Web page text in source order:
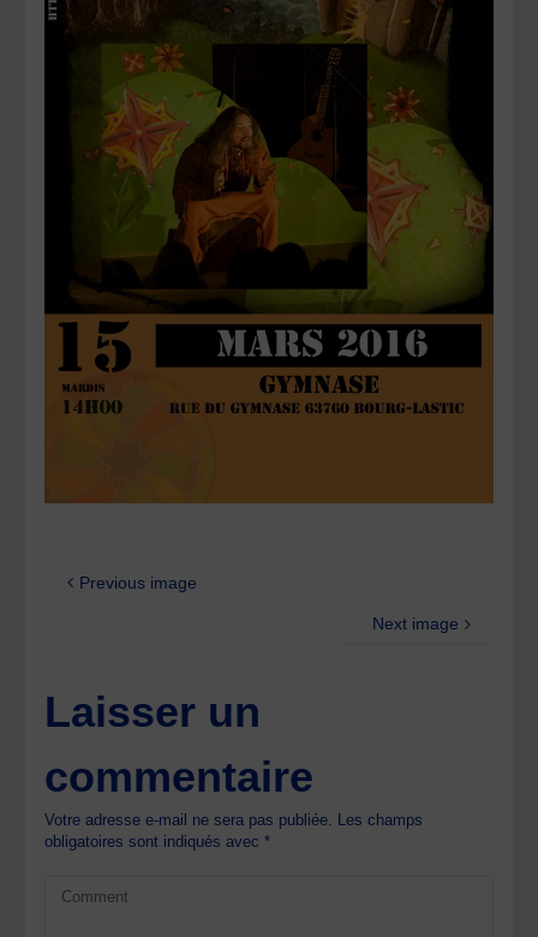
Previous image
Next image
Laisser un
commentaire
Votre adresse e-mail ne sera pas publiée. Les champs
obligatoires sont indiqués avec*